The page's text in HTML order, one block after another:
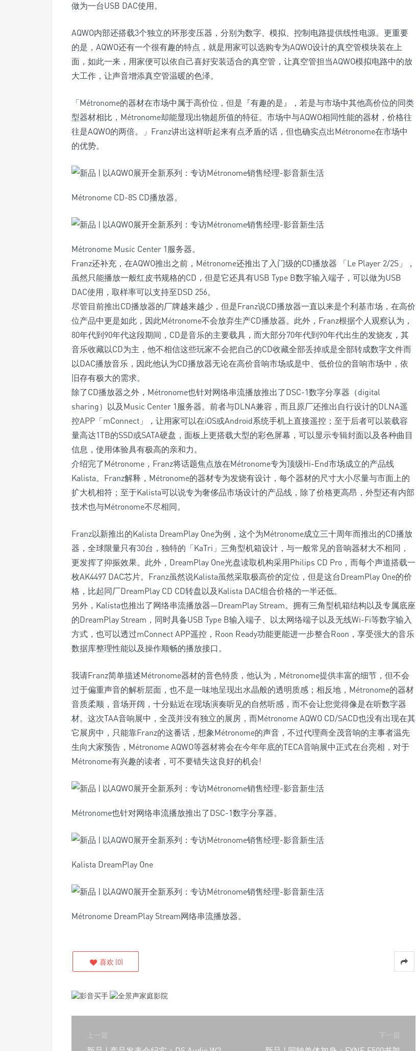
做为一台USB DAC使用。
AQWO内部还搭载3个独立的环形变压器，分别为数字、模拟、控制电路提供线性电源。更重要
的是，AQWO还有一个很有趣的特点，就是用家可以选购专为AQWO设计的真空管模块装在上
面，如此一来，用家便可以依自己喜好安装适合的真空管，让真空管担当AQWO模拟电路中的放
大工作，让声音增添真空管温暖的色泽。
「Métronome的器材在市场中属于高价位，但是『有趣的是』，若是与市场中其他高价位的同类
型器材相比，Métronome却能显现出物超所值的特征。市场中与AQWO相同性能的器材，价格往
往是AQWO的两倍。」Franz讲出这样听起来有点矛盾的话，但也确实点出Métronome在市场中
的优势。
Métronome CD-8S CD播放器。
Métronome Music Center 1服务器。
Franz还补充，在AQWO推出之前，Métronome还推出了入门级的CD播放器 「Le Player 2/2S」，
虽然只能播放一般红皮书规格的CD，但是它还具有USB Type B数字输入端子，可以做为USB
DAC使用，取样率可以支持至DSD 256。
尽管目前推出CD播放器的厂牌越来越少，但是Franz说CD播放器一直以来是个利基市场，在高价
位产品中更是如此，因此Métronome不会放弃生产CD播放器。此外，Franz根据个人观察认为，
80年代到90年代这段期间，CD是音乐的主要载具，而大部分70年代到90年代出生的发烧友，其
音乐收藏以CD为主，他不相信这些玩家不会把自己的CD收藏全部丢掉或是全部转成数字文件而
以DAC播放音乐，因此他认为CD播放器无论在高价音响市场或是中、低价位的音响市场中，依
旧存有极大的需求。
除了CD播放器之外，Métronome也针对网络串流播放推出了DSC-1数字分享器（digital
sharing）以及Music Center 1服务器。前者与DLNA兼容，而且原厂还推出自行设计的DLNA遥
控APP「mConnect」，让用家可以在iOS或Android系统手机上直接遥控；至于后者可以装载容
量高达1TB的SSD或SATA硬盘，面板上更搭载大型的彩色屏幕，可以显示专辑封面以及各种曲目
信息，使用体验具有极高的亲和力。
介绍完了Métronome，Franz将话题焦点放在Métronome专为顶级Hi-End市场成立的产品线
Kalista。Franz解释，Métronome的器材专为发烧有设计，每个器材的尺寸大小尽量与市面上的
扩大机相符；至于Kalista可以说专为奢侈品市场设计的产品线，除了价格更高昂，外型还有内部
技术也与Métronome不尽相同。
Franz以新推出的Kalista DreamPlay One为例，这个为Métronome成立三十周年而推出的CD播放
器，全球限量只有30台，独特的「KaTri」三角型机箱设计，与一般常见的音响器材大不相同，
更发挥了抑振效果。此外，DreamPlay One光盘读取机构采用Philips CD Pro，而每个声道搭载一
枚AK4497 DAC芯片。Franz虽然说Kalista虽然采取极高价的定位，但是这台DreamPlay One的价
格，比起同厂DreamPlay CD CD转盘以及Kalista DAC组合价格的一半还低。
另外，Kalista也推出了网络串流播放器—DreamPlay Stream。拥有三角型机箱结构以及专属底座
的DreamPlay Stream，同时具备USB Type B输入端子、以太网络端子以及无线Wi-Fi等数字输入
方式，也可以透过mConnect APP遥控，Roon Ready功能更能进一步整合Roon，享受强大的音乐
数据库整理性能以及操作顺畅的播放接口。
我请Franz简单描述Métronome器材的音色特质，他认为，Métronome提供丰富的细节，但不会
过于偏重声音的解析层面，也不是一味地呈现出水晶般的透明质感；相反地，Métronome的器材
音质柔顺，音场开阔，十分贴近在现场演奏听见的自然听感，而不会让您觉得像是在听数字器
材。这次TAA音响展中，全茂并没有独立的展房，而Métronome AQWO CD/SACD也没有出现在其
它展房中，只能靠Franz的这番话，想象Métronome的声音，不过代理商全茂音响的主事者温先
生向大家预告，Métronome AQWO等器材将会在今年年底的TECA音响展中正式在台亮相，对于
Métronome有兴趣的读者，可不要错失这良好的机会!
Métronome也针对网络串流播放推出了DSC-1数字分享器。
Kalista DreamPlay One
Métronome DreamPlay Stream网络串流播放器。
喜欢 (0)
上一篇 下一篇